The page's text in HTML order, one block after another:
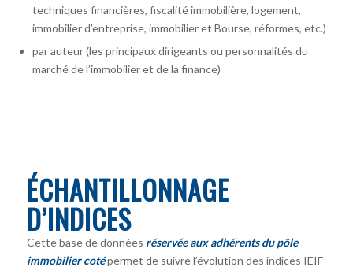
techniques financières, fiscalité immobilière, logement,
immobilier d’entreprise, immobilier et Bourse, réformes, etc.)
par auteur (les principaux dirigeants ou personnalités du
marché de l’immobilier et de la finance)
ÉCHANTILLONNAGE
D’INDICES
Cette base de données réservée aux adhérents du pôle
immobilier coté permet de suivre l’évolution des indices IEIF